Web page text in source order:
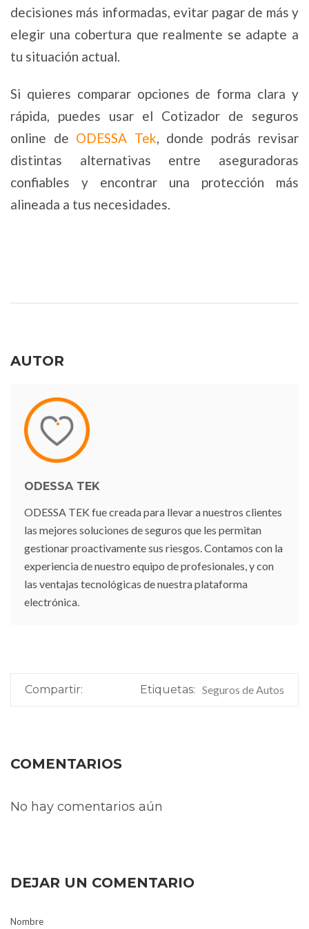
decisiones más informadas, evitar pagar de más y
elegir una cobertura que realmente se adapte a
tu situación actual.
Si quieres comparar opciones de forma clara y
rápida, puedes usar el Cotizador de seguros
online de ODESSA Tek, donde podrás revisar
distintas alternativas entre aseguradoras
confiables y encontrar una protección más
alineada a tus necesidades.
AUTOR
ODESSA TEK
ODESSA TEK fue creada para llevar a nuestros clientes
las mejores soluciones de seguros que les permitan
gestionar proactivamente sus riesgos. Contamos con la
experiencia de nuestro equipo de profesionales, y con
las ventajas tecnológicas de nuestra plataforma
electrónica.
Compartir: Etiquetas: Seguros de Autos
COMENTARIOS
No hay comentarios aún
DEJAR UN COMENTARIO
Nombre